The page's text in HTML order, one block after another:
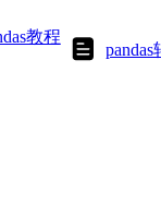
教程